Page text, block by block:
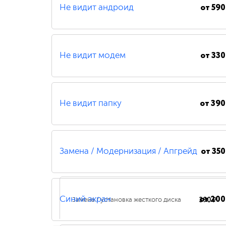
Не видит андроид от
Не видит модем от
Не видит папку от
Замена / Модернизация / Апгрейд от
Замена / установка жесткого диска 390 ₽
Синий экран от